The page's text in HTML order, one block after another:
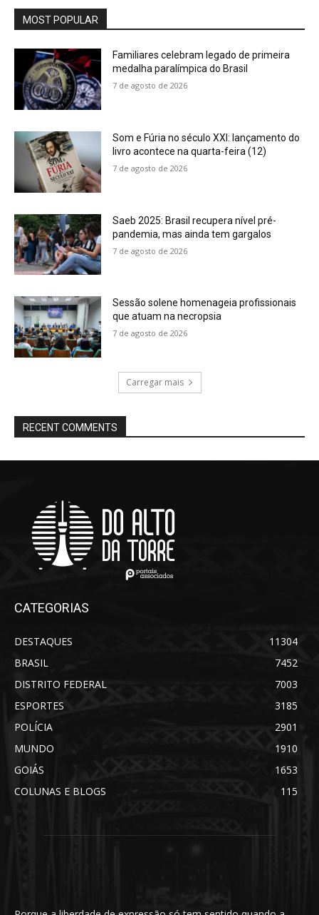
MOST POPULAR
Familiares celebram legado de primeira
medalha paralímpica do Brasil
7 de agosto de 2026
Som e Fúria no século XXI: lançamento do
livro acontece na quarta-feira (12)
7 de agosto de 2026
Saeb 2025: Brasil recupera nível pré-
pandemia, mas ainda tem gargalos
7 de agosto de 2026
Sessão solene homenageia profissionais
que atuam na necropsia
7 de agosto de 2026
Carregar mais
RECENT COMMENTS
CATEGORIAS
DESTAQUES
11304
BRASIL
7452
DISTRITO FEDERAL
7003
ESPORTES
3185
POLÍCIA
2901
MUNDO
1910
GOIÁS
1653
COLUNAS E BLOGS
115